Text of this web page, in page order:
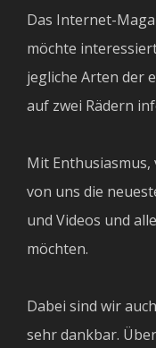
Das Internet-
möchte
jegliche Arten der
auf zwei Rädern
Mit Enthusiasmus,
von uns die
und Videos und
möchten.
Dabei sind wir
sehr dankbar.